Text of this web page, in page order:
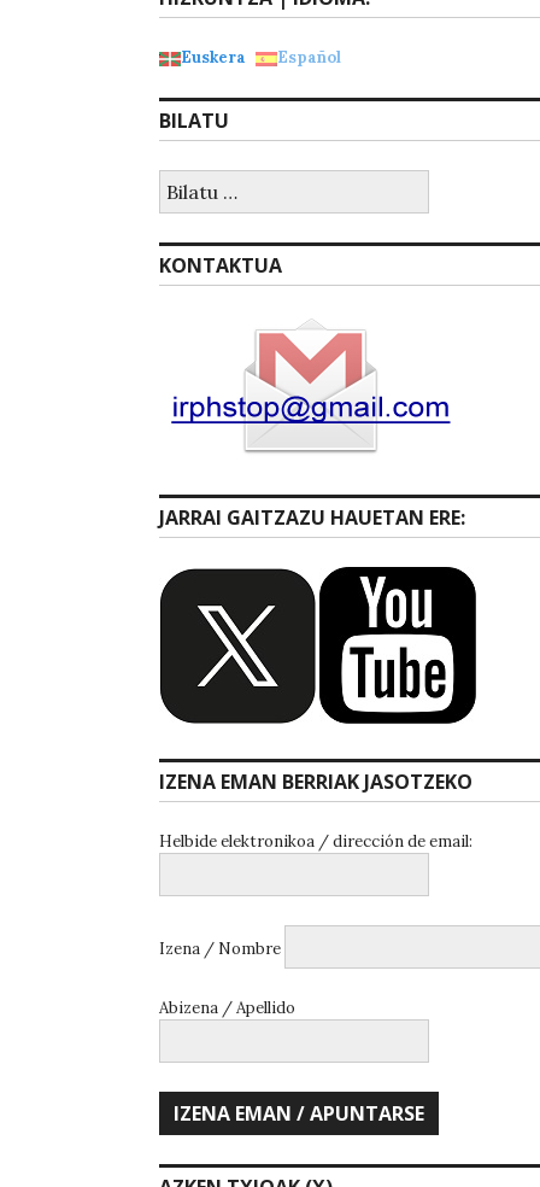
Euskera Español
BILATU
KONTAKTUA
JARRAI GAITZAZU HAUETAN ERE:
IZENA EMAN BERRIAK JASOTZEKO
Helbide elektronikoa / dirección de email:
Izena / Nombre
Abizena / Apellido